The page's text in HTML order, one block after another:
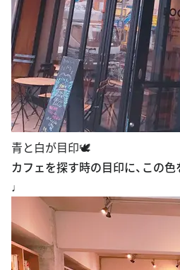
青と白が目印🕊
カフェを探す時の目印に、この
♩